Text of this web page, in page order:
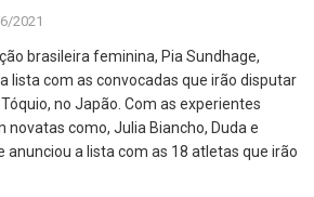
2021
brasileira feminina, Pia Sundhage,
lista com as convocadas que irão disputar
no Japão. Com as experientes
novatas como, Julia Biancho, Duda e
anunciou a lista com as 18 atletas que irão